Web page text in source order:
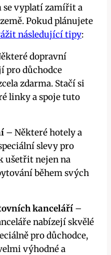
se vyplatí zamířit a
Pokud plánujete
následující tipy:
dopravní
pro důchodce
zdarma. Stačí si
linky a spoje tuto
– Některé hotely a
slevy pro
ušetřit nejen na
během svých
kanceláří –
nabízejí skvělé
pro důchodce,
výhodné a